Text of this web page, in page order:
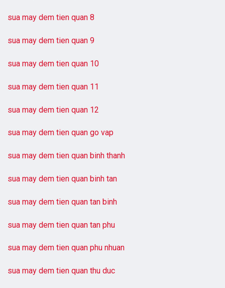
sua may dem tien quan 8
sua may dem tien quan 9
sua may dem tien quan 10
sua may dem tien quan 11
sua may dem tien quan 12
sua may dem tien quan go vap
sua may dem tien quan binh thanh
sua may dem tien quan binh tan
sua may dem tien quan tan binh
sua may dem tien quan tan phu
sua may dem tien quan phu nhuan
sua may dem tien quan thu duc